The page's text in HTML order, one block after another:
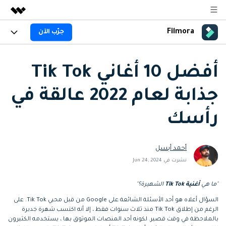
المنتجات المميزة
منتجات إدارة البيانات
الأعمال
نظرة عامة
الحلول
غرفة الأخبار
الدعم
Filmora جرّب الآن
الميزات
Filmora AIالجيل القادم من التحرير بالذكاء الاصطناعياكتشف الآن >>
ميزات الذكاء الاصطناعي
الحلول
حلول الفيديو
Class
تطوير مهاراتك في تحرير
الفيديوهات المتقدمة خطوة
بخطوة
احصل على شارات الانجازات
للحصول على مكافآت مثيرة
مركز الدعم
البدء
دعم العملاء
حول
استكشاف
جرّب FILMORA اشتر الآنتسجيل الدخول
أفضل 10 أغاني Tik Tok
جذابة لعام 2022 عالقة في
رأسك
أحمد أبسل
نشرت في Jun 24, 2024
"ما هيأغنية Tik Tok الشهيرة؟"
السؤال أعلاه هو أحد الأسئلة الشائعة على Google من قبل محبي Tik Tok. على
الرغم من إطلاق Tik Tok منذ ثلاث سنوات فقط ، إلا أنه اكتسب شهرة جديرة
بالملاحظة في وقت قصير. لكونه أحد المنصات الموثوق بها ، يستخدمه الكثيرون